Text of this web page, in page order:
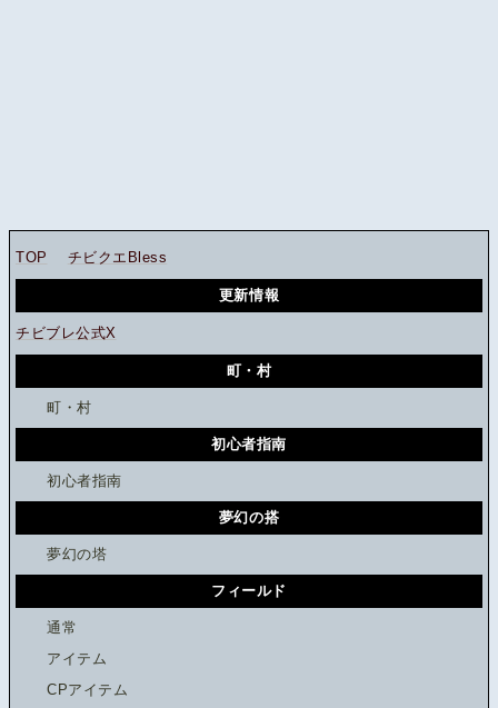
TOP チビクエBless
更新情報
チビブレ公式X
町・村
町・村
初心者指南
初心者指南
夢幻の搭
夢幻の塔
フィールド
通常
アイテム
CPアイテム